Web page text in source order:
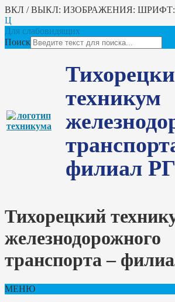
ВКЛ / ВЫКЛ: ИЗОБРАЖЕНИЯ: ШРИФТ:
Ц
Для слабовидящих
Поиск
техникум
филиал
Тихорецкий
железнодорожного
транспорта –
МЕНЮ